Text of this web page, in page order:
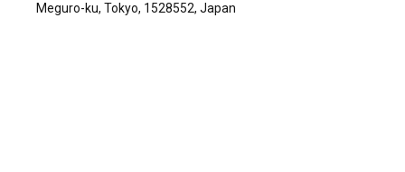
Meguro-ku, Tokyo, 1528552, Japan